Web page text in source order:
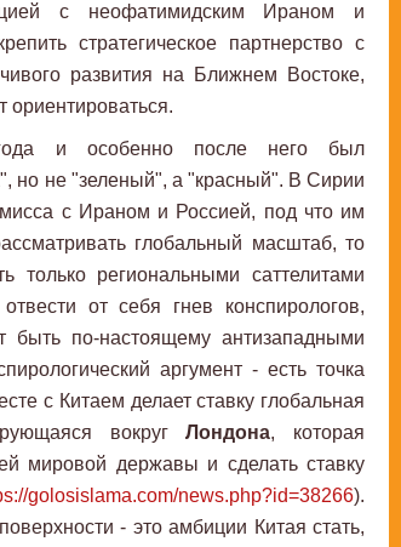
с неофатимидским Ираном и
стратегическое партнерство с
развития на Ближнем Востоке,
ориентироваться.
и особенно после него был
но не "зеленый", а "красный". В Сирии
с Ираном и Россией, под что им
глобальный масштаб, то
региональными саттелитами
от себя гнев конспирологов,
по-настоящему антизападными
аргумент - есть точка
с Китаем делает ставку глобальная
вокругЛондона, которая
мировой державы и сделать ставку
golosislama.com/news.php?id=38266).
- это амбиции Китая стать,